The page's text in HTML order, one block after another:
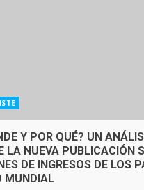
Y POR QUÉ? UN
LA NUEVA PUBLICACIÓN
DE INGRESOS DE LOS
MUNDIAL